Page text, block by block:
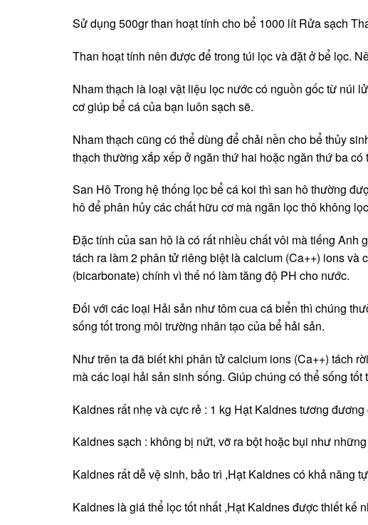
Sử dụng 500gr than hoạt tính cho bể 1000 lít Rửa sạch
Than hoạt tính nên được để trong túi lọc và đặt ở bể lọc.
Nham thạch là loại vật liệu lọc nước có nguồn gốc từ núi
cơ giúp bể cá của bạn luôn sạch sẽ.
Nham thạch cũng có thể dùng để chải nền cho bể thủy
thạch thường xắp xếp ở ngăn thứ hai hoặc ngăn thứ ba
San Hô Trong hệ thống lọc bể cá koi thì san hô thường
hô để phân hủy các chất hữu cơ mà ngăn lọc thô không
Đặc tính của san hô là có rất nhiều chất vôi mà tiếng Anh
tách ra làm 2 phân tử riêng biệt là calcium (Ca++) ions
(bicarbonate) chính vì thế nó làm tăng độ PH cho nước.
Đối với các loại Hải sản như tôm cua cá biển thì chúng
sống tốt trong môi trường nhân tạo của bể hải sản.
Như trên ta đã biết khi phân tử calcium ions (Ca++) tách
mà các loại hải sản sinh sống. Giúp chúng có thể sống
Kaldnes rất nhẹ và cực rẻ : 1 kg Hạt Kaldnes tương
Kaldnes sạch : không bị nứt, vỡ ra bột hoặc bụi như
Kaldnes rất dễ vệ sinh, bảo trì ,Hạt Kaldnes có khả năng
Kaldnes là giá thể lọc tốt nhất ,Hạt Kaldnes được thiết kế